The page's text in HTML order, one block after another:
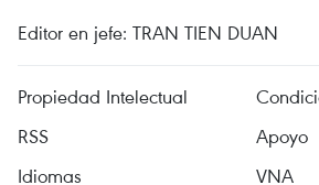
Editor en jefe: TRAN TIEN DUAN
Propiedad Intelectual
RSS
Apoyo
Idiomas
VNA